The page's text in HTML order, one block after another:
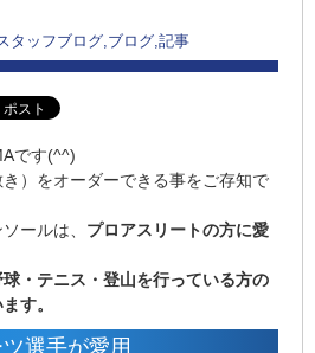
タッフブログ,ブログ,記事
です(^^)
）をオーダーできる事をご存知で
ールは、 プロアスリートの方に愛
・テニス・登山を行っている方の
す。
選手が愛用